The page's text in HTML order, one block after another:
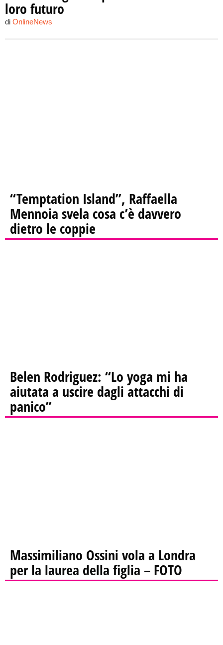
loro futuro
di OnlineNews
“Temptation Island”, Raffaella
Mennoia svela cosa c’è davvero
dietro le coppie
Belen Rodriguez: “Lo yoga mi ha
aiutata a uscire dagli attacchi di
panico”
Massimiliano Ossini vola a Londra
per la laurea della figlia – FOTO